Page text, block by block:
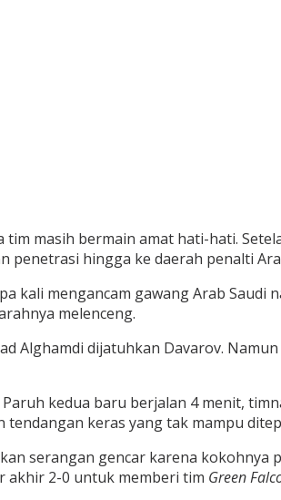
masih bermain amat hati-hati.
penetrasi hingga ke daerah penalti
kali mengancam gawang Arab
melenceng.
Alghamdi dijatuhkan Davarov.
kedua baru berjalan 4 menit,
keras yang tak mampu
serangan gencar karena kokohnya
akhir 2-0 untuk memberi tim Green